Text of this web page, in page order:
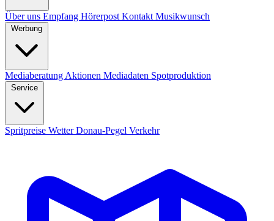
Über uns Empfang Hörerpost Kontakt Musikwunsch
Werbung
Mediaberatung Aktionen Mediadaten Spotproduktion
Service
Spritpreise WetterDonau-Pegel Verkehr